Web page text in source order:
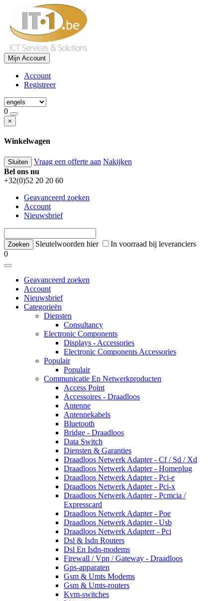
Mijn Account
Account
Registreer
0
×
Winkelwagen
Sluiten Vraag een offerte aan Nakijken
Bel ons nu
+32(0)52 20 20 60
Geavanceerd zoeken
Account
Nieuwsbrief
Sleutelwoorden hier
In voorraad bij leveranciers
0
Geavanceerd zoeken
Account
Nieuwsbrief
Categorieën
Diensten
Consultancy
Electronic Components
Displays - Accessories
Electronic Components Accessories
Populair
Populair
Communicatie En Netwerkproducten
Access Point
Accessoires - Draadloos
Antenne
Antennekabels
Bluetooth
Bridge - Draadloos
Data Switch
Diensten & Garanties
Draadloos Netwerk Adapter - Cf / Sd / Xd
Draadloos Netwerk Adapter - Homeplug
Draadloos Netwerk Adapter - Pci-e
Draadloos Netwerk Adapter - Pci-x
Draadloos Netwerk Adapter - Pcmcia /
Expresscard
Draadloos Netwerk Adapter - Poe
Draadloos Netwerk Adapter - Usb
Draadloos Netwerk Adapterr - Pci
Dsl & Isdn Routers
Dsl En Isdn-modems
Firewall / Vpn / Gateway - Draadloos
Gps-apparaten
Gsm & Umts Modems
Gsm & Umts-routers
Kvm-switches